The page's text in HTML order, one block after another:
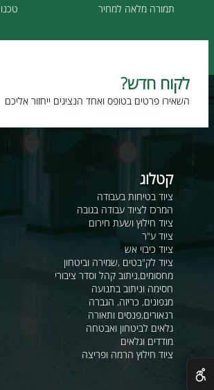
תמורה מלאה למחיר טכנולוגיה
חדש?
פרטים בטופס ואחד הנציגים ייחזור אליכם
ציוד בטיחות בעבודה
המרכז לציוד עבודה בגובה
ציוד חילוץ ושעת חירום
ציוד כיבוי אש
ציוד לק"בטים ,שמירה וביטחון
מחסומים,ניתוב קהל וסדר ציבורי
חסימה וניתוב בתנועה
מגפונים, כריזה, הגברה
רנאורים,פנסים ותאורה
גלאים לביטחון ואבטחה